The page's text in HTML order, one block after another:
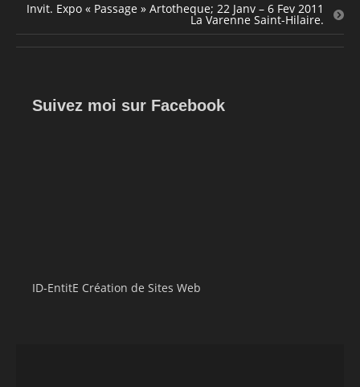
Invit. Expo « Passage » Artotheque; 22 Janv – 6 Fev 2011
La Varenne Saint-Hilaire.
Suivez moi sur Facebook
ID-EntitE Création de Sites Web